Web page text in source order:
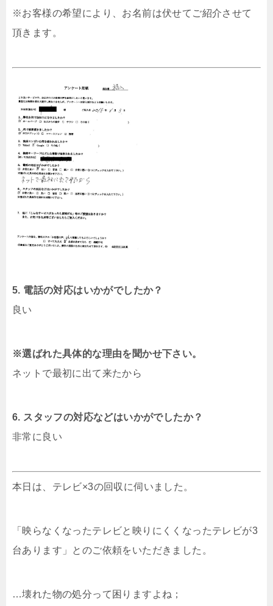
※お客様の希望により、お名前は伏せてご紹介させて
頂きます。
5. 電話の対応はいかがでしたか？
良い
※選ばれた具体的な理由を聞かせ下さい。
ネットで最初に出て来たから
6. スタッフの対応などはいかがでしたか？
非常に良い
本日は、テレビ×3の回収に伺いました。
「映らなくなったテレビと映りにくくなったテレビが3
台あります」とのご依頼をいただきました。
…壊れた物の処分って困りますよね；